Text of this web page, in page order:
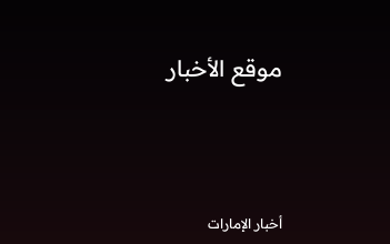
موقع الأخبار
أخبار الإمارات